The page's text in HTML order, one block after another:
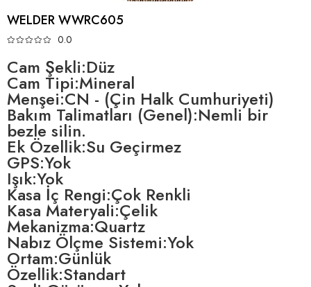
WELDER WWRC605
0.0
Cam Şekli:Düz
Cam Tipi:Mineral
Menşei:CN - (Çin Halk Cumhuriyeti)
Bakım Talimatları (Genel):Nemli bir
bezle silin.
Ek Özellik:Su Geçirmez
GPS:Yok
Işık:Yok
Kasa İç Rengi:Çok Renkli
Kasa Materyali:Çelik
Mekanizma:Quartz
Nabız Ölçme Sistemi:Yok
Ortam:Günlük
Özellik:Standart